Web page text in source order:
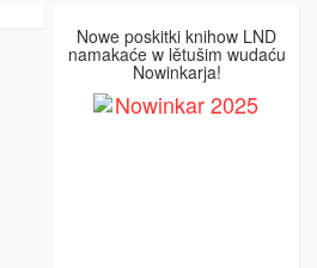
Nowe poskitki knihow LND
namakaće w lětušim wudaću
Nowinkarja!